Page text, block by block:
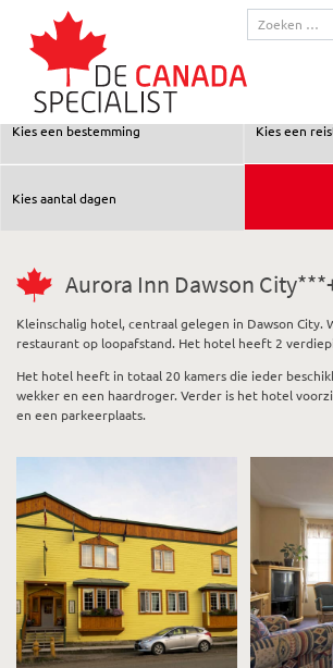
Aurora Inn Dawson
Kleinschalig hotel, centraal gelegen in Dawson City.
restaurant op loopafstand. Het hotel heeft 2
Het hotel heeft in totaal 20 kamers die ieder
wekker en een haardroger. Verder is het hotel
en een parkeerplaats.